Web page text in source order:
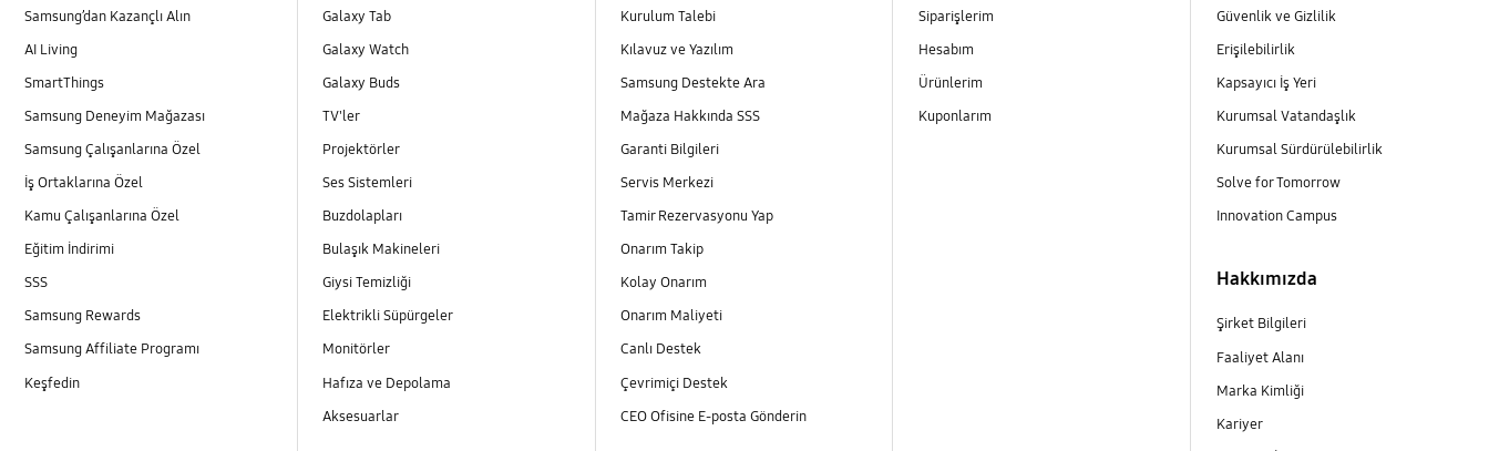
Samsung’dan Kazançlı Alın
AI Living
SmartThings
Samsung Deneyim Mağazası
Samsung Çalışanlarına Özel
İş Ortaklarına Özel
Kamu Çalışanlarına Özel
Eğitim İndirimi
SSS
Samsung Rewards
Samsung Affiliate Programı
Keşfedin
Galaxy Tab
Galaxy Watch
Galaxy Buds
TV'ler
Projektörler
Ses Sistemleri
Buzdolapları
Bulaşık Makineleri
Giysi Temizliği
Elektrikli Süpürgeler
Monitörler
Hafıza ve Depolama
Aksesuarlar
Kurulum Talebi
Kılavuz ve Yazılım
Samsung Destekte Ara
Mağaza Hakkında SSS
Garanti Bilgileri
Servis Merkezi
Tamir Rezervasyonu Yap
Onarım Takip
Kolay Onarım
Onarım Maliyeti
Canlı Destek
Çevrimiçi Destek
CEO Ofisine E-posta Gönderin
Siparişlerim
Hesabım
Ürünlerim
Kuponlarım
Güvenlik ve Gizlilik
Erişilebilirlik
Kapsayıcı İş Yeri
Kurumsal Vatandaşlık
Kurumsal Sürdürülebilirlik
Solve for Tomorrow
Innovation Campus
Hakkımızda
Şirket Bilgileri
Faaliyet Alanı
Marka Kimliği
Kariyer